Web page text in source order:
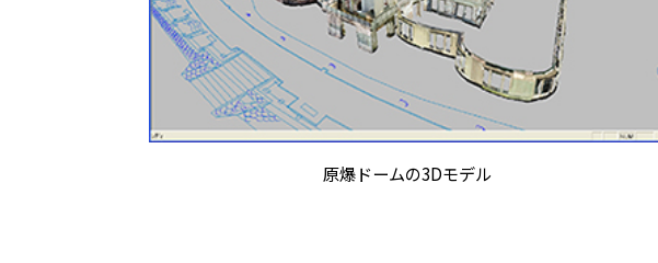
原爆ドームの3Dモデル